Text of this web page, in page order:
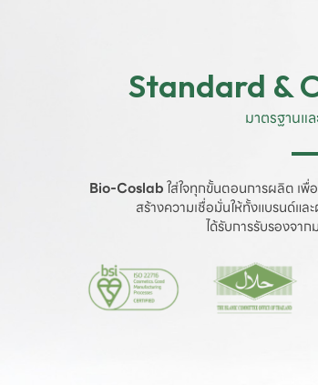
Standard &
มาตรฐานแ
Bio-Coslab ใส่ใจทุกขั้นตอนการผลิต เ
สร้างความเชื่อมั่นให้ทั้งแบรนด์แล
ได้รับการรับรองจา